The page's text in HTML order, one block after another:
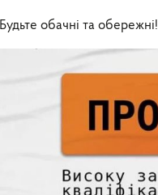
Будьте обачні та обережні!